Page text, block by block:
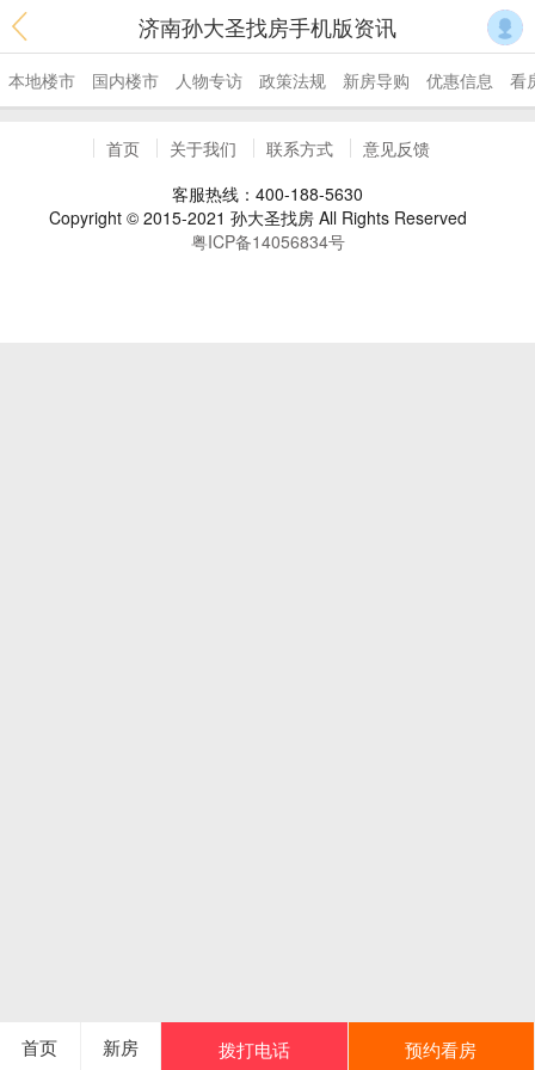
济南孙大圣找房手机版资讯
本地楼市 国内楼市 人物专访 政策法规 新房导购 优惠信息 看
首页 新房 拨打电话 预约看房
首页 关于我们 联系方式
意见反馈
客服热线：400-188-5630
Copyright © 2015-2021 孙大圣找房 All Rights Reserved
粤ICP备14056834号